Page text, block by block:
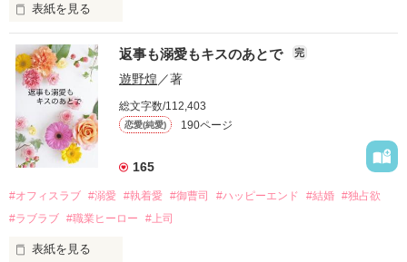
さらに、美桜が初めてだと知った哲平は
『責任をとる、結婚しよう』と真っ直ぐに告げてきた。
戸惑う美桜とは裏腹に、好きという気持ちを隠すことなく
甘やかしてくる。
そんなある日、哲平は美桜がストーカー被害に
遭っていることを知る。
美桜を守るため、哲平は同居を提案してきて――。
夏木美桜(なつきみお)
鳴海哲平 (なるみてっぺい)
表紙を見る
おかしな噂を流されて前の職場でうまくいかなかった梅田美
桜は、海外で傷心旅行をしていたところ、日本人美青年と出会
い、酒の勢いもあり一夜限りの関係となる。
帰国後、美桜は新しい職場でワンナイトした美青年と再会。
なんと彼の正体は、とある財閥御曹司にも関わらず、一族を離
れて起業した新進気鋭の実業家、社内でも冷徹だと評判な社長
――御影恭司その人だったのだ――！
なぜか恭司から飼い猫の世話係を命じられた美桜は、猫の世
の関係となってしまい――？
返事も溺愛もキスのあとで 完
遊野煌 ／著
総文字数/112,403
恋愛(純愛) 190ページ
165
#オフィスラブ #溺愛 #執着愛 #御曹司 #ハッピーエンド #結婚 #独占欲
#ラブラブ #職業ヒーロー #上司
表紙を見る